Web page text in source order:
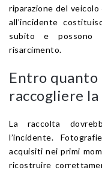
riparazione del
all’incidente
subito e possono
risarcimento.
Entro
raccogliere
La raccolta
l’incidente.
acquisiti nei primi
ricostruire